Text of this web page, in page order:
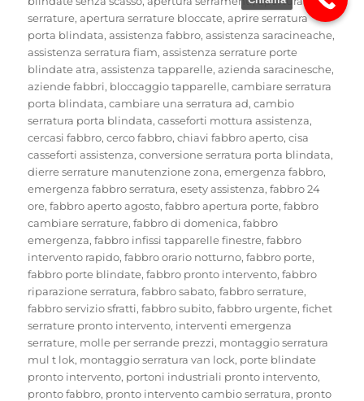
serrature,apertura serrature bloccate,aprire serratura
porta blindata,assistenza fabbro,assistenza saracineache,
assistenza serratura fiam,assistenza serrature porte
blindate atra,assistenza tapparelle,azienda saracinesche,
aziende fabbri, bloccaggio tapparelle,cambiare serratura
porta blindata,cambiare una serratura ad,cambio
serratura porta blindata,casseforti mottura assistenza,
cercasi fabbro,cerco fabbro,chiavi fabbro aperto,cisa
casseforti assistenza,conversione serratura porta blindata,
dierre serrature manutenzione zona,emergenza fabbro,
emergenza fabbro serratura,esety assistenza,fabbro 24
ore,fabbro aperto agosto,fabbro apertura porte,fabbro
cambiare serrature,fabbro di domenica,fabbro
emergenza,fabbro infissi tapparelle finestre,fabbro
intervento rapido,fabbro orario notturno,fabbro porte,
fabbro porte blindate,fabbro pronto intervento,fabbro
riparazione serratura,fabbro sabato,fabbro serrature,
fabbro servizio sfratti,fabbro subito,fabbro urgente,fichet
serrature pronto intervento, interventi emergenza
serrature, molle per serrande prezzi, montaggio serratura
mul t lok, montaggio serratura van lock, porte blindate
pronto intervento, portoni industriali pronto intervento,
pronto fabbro, pronto intervento cambio serratura, pronto